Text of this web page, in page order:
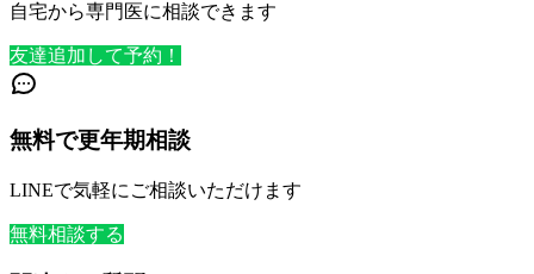
自宅から専門医に相談できます
友達追加して予約！
無料で更年期相談
LINEで気軽にご相談いただけます
無料相談する